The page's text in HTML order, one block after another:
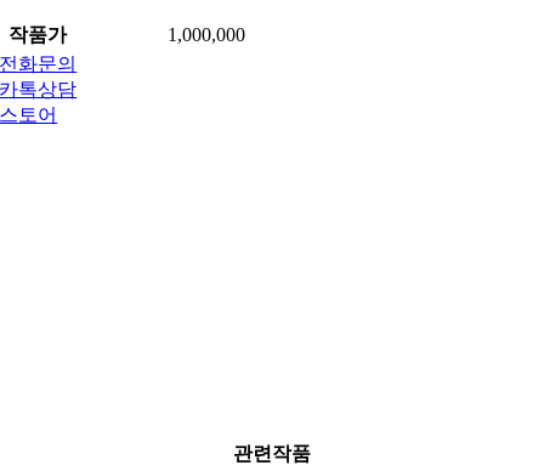
작품가
1,000,000
전화문의
카톡상담
스토어
관련작품